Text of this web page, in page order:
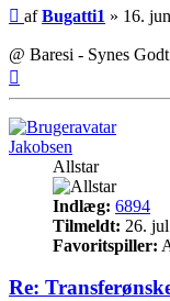
Indlæg
afBugatti1 » 16.
@ Baresi - Synes
Jakobsen
Allstar
Indlæg: 6894
Tilmeldt: 26.
Favoritspiller:
Re: